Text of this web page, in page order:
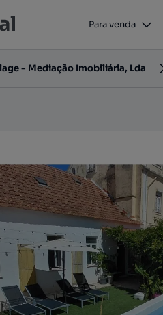
Para venda
em Cercal do Alentejo
Cacém, Setúbal
- Mediação Imobiliária, Lda